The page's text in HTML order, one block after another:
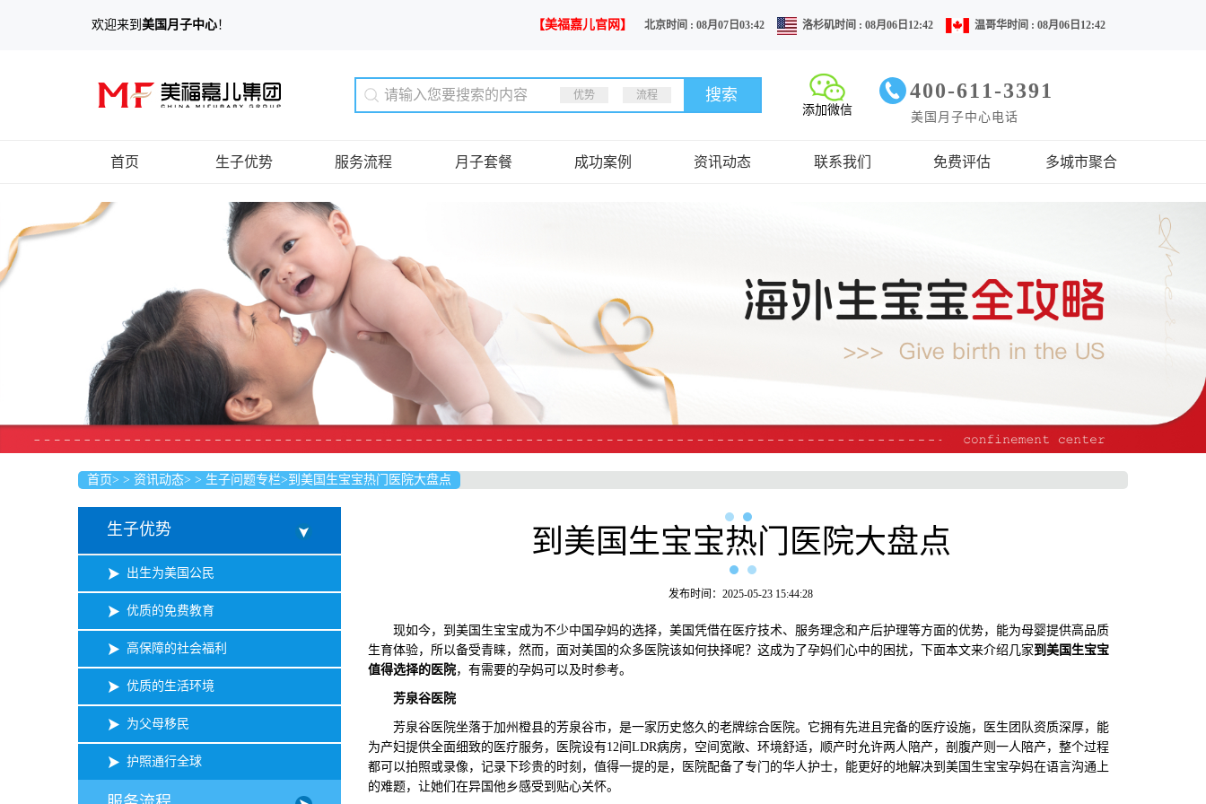
欢迎来到 美国月子中心！ 【美福嘉儿官网】 北京时间 : 08月07日03:42 洛杉矶时间 : 08月06日12:42 温哥华时间 : 08月06日12:42
优势 流程
添加微信
400-611-3391
美国月子中心电话
首页 生子优势 服务流程 月子套餐 成功案例 资讯动态 联系我们 免费评估 多城市聚合
首页> > 资讯动态> > 生子问题专栏>到美国生宝宝热门医院大盘点
生子优势
出生为美国公民
优质的免费教育
高保障的社会福利
优质的生活环境
为父母移民
护照通行全球
到美国生宝宝热门医院大盘点
发布时间：2025-05-23 15:44:28
现如今，到美国生宝宝成为不少中国孕妈的选择，美国凭借在医疗技术、服务理念和产后护理等方面的优势，能为母婴提供高品质
生育体验，所以备受青睐，然而，面对美国的众多医院该如何抉择呢？这成为了孕妈们心中的困扰，下面本文来介绍几家到美国生宝宝
值得选择的医院，有需要的孕妈可以及时参考。
芳泉谷医院
芳泉谷医院坐落于加州橙县的芳泉谷市，是一家历史悠久的老牌综合医院。它拥有先进且完备的医疗设施，医生团队资质深厚，能
为产妇提供全面细致的医疗服务，医院设有12间LDR病房，空间宽敞、环境舒适，顺产时允许两人陪产，剖腹产则一人陪产，整个过程
都可以拍照或录像，记录下珍贵的时刻，值得一提的是，医院配备了专门的华人护士，能更好的地解决到美国生宝宝孕妈在语言沟通上
的难题，让她们在异国他乡感受到贴心关怀。